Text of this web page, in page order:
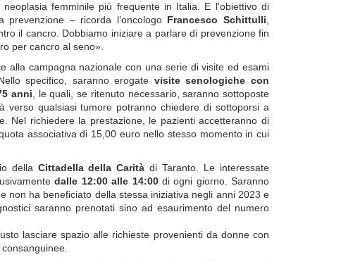
femminile più frequente in Italia. E l'obiettivo di
– ricorda l’oncologo Francesco Schittulli,
il cancro. Dobbiamo iniziare a parlare di prevenzione fin
per cancro al seno».
alla campagna nazionale con una serie divisite ed esami
specifico, saranno erogate visite senologiche con
anni, le quali, se ritenuto necessario, saranno sottoposte
verso qualsiasi tumore potranno chiedere di sottoporsi a
Nel richiedere la prestazione, le pazienti accetteranno di
associativa di 15,00 euronello stesso momento in cui
della Cittadella della Carità di Taranto. Le interessate
dalle 12:00 alle 14:00 di ogni giorno. Saranno
non ha beneficiato della stessa iniziativa negli anni 2023 e
saranno prenotati sino ad esaurimento del numero
lasciare spazio alle richieste provenienti da donne con